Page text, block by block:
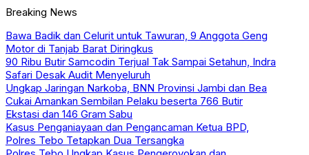
Breaking News
Bawa Badik dan Celurit untuk Tawuran, 9 Anggota Geng
Motor di Tanjab Barat Diringkus
90 Ribu Butir Samcodin Terjual Tak Sampai Setahun, Indra
Safari Desak Audit Menyeluruh
Ungkap Jaringan Narkoba, BNN Provinsi Jambi dan Bea
Cukai Amankan Sembilan Pelaku beserta 766 Butir
Ekstasi dan 146 Gram Sabu
Kasus Penganiayaan dan Pengancaman Ketua BPD,
Polres Tebo Tetapkan Dua Tersangka